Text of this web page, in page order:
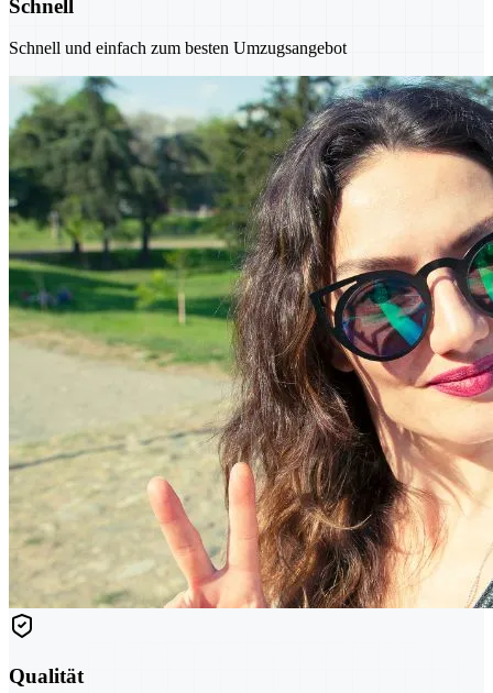
Schnell
Schnell und einfach zum besten Umzugsangebot
Qualität